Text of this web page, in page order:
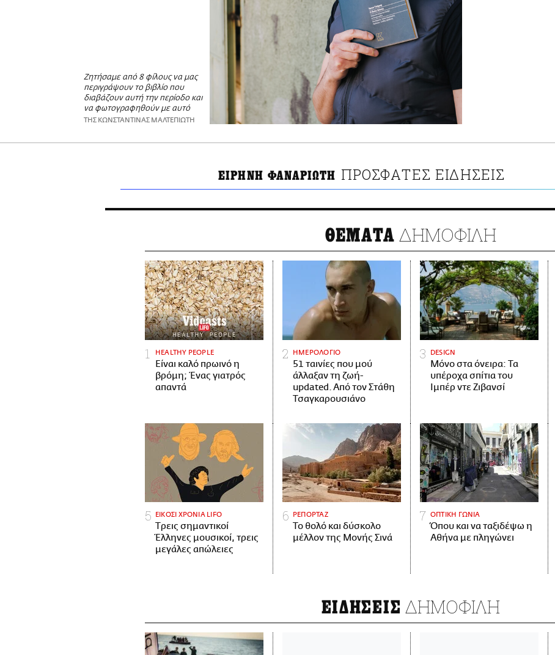
Ζητήσαμε από 8 φίλους να μας
περιγράψουν το βιβλίο που
διαβάζουν αυτή την περίοδο και
να φωτογραφηθούν με αυτό
ΤΗΣ ΚΩΝΣΤΑΝΤΙΝΑΣ ΜΑΛΤΕΠΙΩΤΗ
ΕΙΡΗΝΗ ΦΑΝΑΡΙΩΤΗ ΠΡΟΣΦΑΤΕΣ ΕΙΔΗΣΕΙΣ
ΘΕΜΑΤΑ ΔΗΜΟΦΙΛΗ
HEALTHY PEOPLE
Είναι καλό πρωινό η
βρόμη; Ένας γιατρός
απαντά
ΗΜΕΡΟΛΟΓΙΟ
51 ταινίες που μού
άλλαξαν τη ζωή-
updated. Aπό τον Στάθη
Τσαγκαρουσιάνο
DESIGN
Μόνο στα όνειρα: Τα
υπέροχα σπίτια του
Ιμπέρ ντε Ζιβανσί
ΕΙΚΟΣΙ ΧΡΟΝΙΑ LIFO
Tρεις σημαντικοί
Έλληνες μουσικοί, τρεις
μεγάλες απώλειες
ΡΕΠΟΡΤΑΖ
Το θολό και δύσκολο
μέλλον της Μονής Σινά
ΟΠΤΙΚΗ ΓΩΝΙΑ
Όπου και να ταξιδέψω η
Αθήνα με πληγώνει
ΕΙΔΗΣΕΙΣ ΔΗΜΟΦΙΛΗ